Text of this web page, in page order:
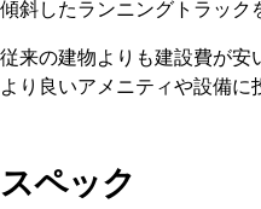
傾斜したランニングトラック
従来の建物よりも建設費が安
より良いアメニティや設備に
スペック